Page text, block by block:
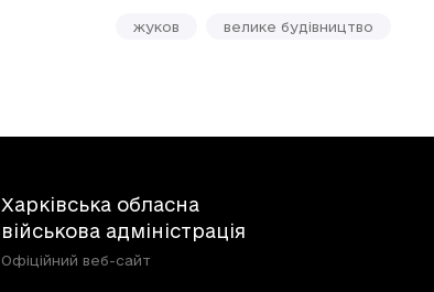
жуков велике будівництво
Харківська обласна
військова адміністрація
Офіційний веб-сайт